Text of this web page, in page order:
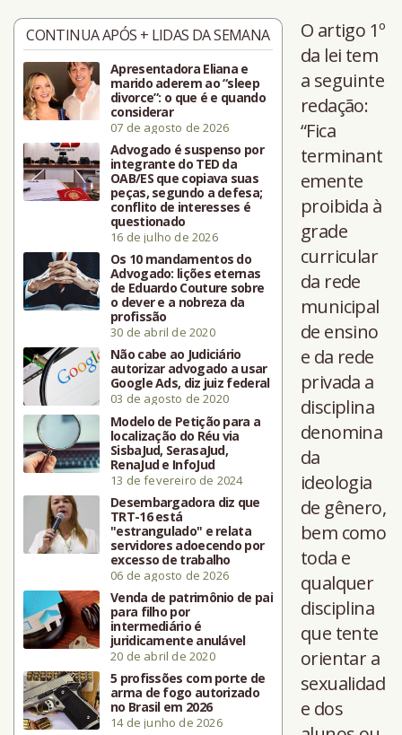
CONTINUA APÓS + LIDAS DA SEMANA
Apresentadora Eliana e
marido aderem ao “sleep
divorce”: o que é e quando
considerar
07 de agosto de 2026
Advogado é suspenso por
integrante do TED da
OAB/ES que copiava suas
peças, segundo a defesa;
conflito de interesses é
questionado
16 de julho de 2026
Os 10 mandamentos do
Advogado: lições eternas
de Eduardo Couture sobre
o dever e a nobreza da
profissão
30 de abril de 2020
Não cabe ao Judiciário
autorizar advogado a usar
Google Ads, diz juiz federal
03 de agosto de 2020
Modelo de Petição para a
localização do Réu via
SisbaJud, SerasaJud,
RenaJud e InfoJud
13 de fevereiro de 2024
Desembargadora diz que
TRT-16 está
"estrangulado" e relata
servidores adoecendo por
excesso de trabalho
06 de agosto de 2026
Venda de patrimônio de pai
para filho por
intermediário é
juridicamente anulável
20 de abril de 2020
5 profissões com porte de
arma de fogo autorizado
no Brasil em 2026
14 de junho de 2026
O artigo 1º
da lei tem
a seguinte
redação:
“Fica
terminant
emente
proibida à
grade
curricular
da rede
municipal
de ensino
e da rede
privada a
disciplina
denomina
da
ideologia
de gênero,
bem como
toda e
qualquer
disciplina
que tente
orientar a
sexualidad
e dos